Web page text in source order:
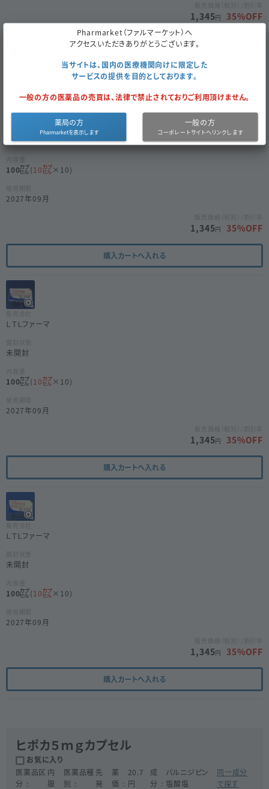
1,345円 35%OFF
購入カートへ入れる
販売会社
ＬＴＬファーマ
未開封
100 (10 ×10)
2027年09月
1,345円 35%OFF
購入カートへ入れる
ＬＴＬファーマ
未開封
100 (10 ×10)
2027年09月
1,345円 35%OFF
購入カートへ入れる
ＬＴＬファーマ
未開封
100 (10 ×10)
2027年09月
1,345円 35%OFF
購入カートへ入れる
ヒポカ５ｍｇカプセル
お気に入り
医薬品区
分
内
服
医薬品種
別
先
発
薬
価
20.7
円
成
分
バルニジピン
塩酸塩
同一成分
で探す
Pharmarket（ファルマーケット）へ
アクセスいただきありがとうございます。
当サイトは、国内の医療機関向けに限定した
サービスの提供を目的としております。
一般の方の医薬品の売買は、法律で禁止されておりご利用頂けません。
薬局の方 一般の方